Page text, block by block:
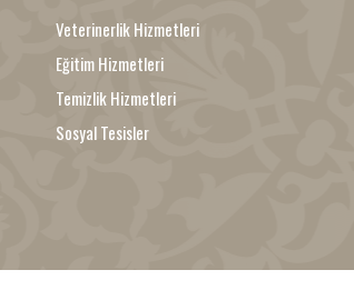
Veterinerlik Hizmetleri
Eğitim Hizmetleri
Temizlik Hizmetleri
Sosyal Tesisler